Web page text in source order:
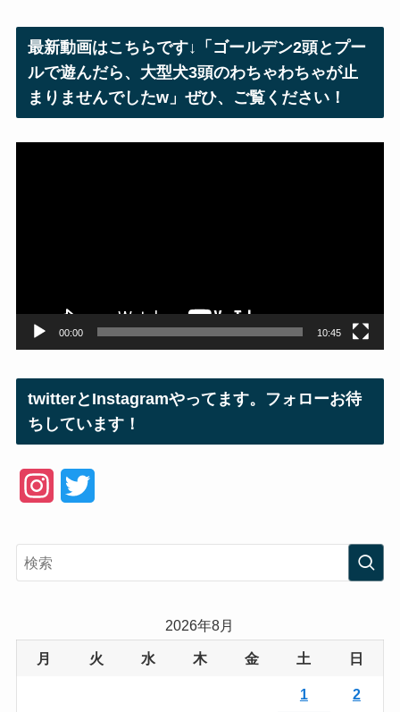
ス
最新動画はこちらです↓「ゴールデン2頭とプー
ルで遊んだら、大型犬3頭のわちゃわちゃが止
まりませんでしたw」ぜひ、ご覧ください！
00:00 10:45
twitterとInstagramやってます。フォローお待
ちしています！
e
2026年8月
月 火 水 木 金 土 日
1 2